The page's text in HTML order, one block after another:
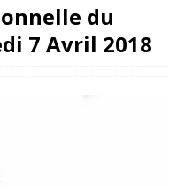
du
7 Avril 2018